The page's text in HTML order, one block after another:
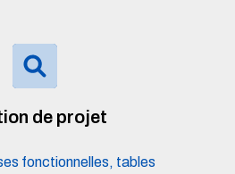
de projet
fonctionnelles, tables